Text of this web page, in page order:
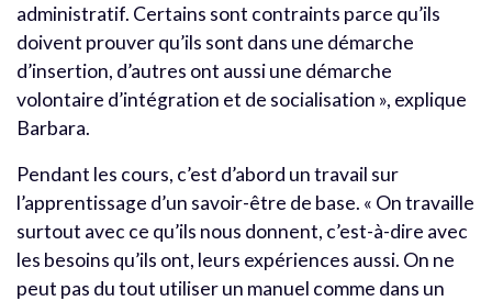
administratif. Certains sont contraints parce qu’ils
doivent prouver qu’ils sont dans une démarche
d’insertion, d’autres ont aussi une démarche
volontaire d’intégration et de socialisation », explique
Barbara.
Pendant les cours, c’est d’abord un travail sur
l’apprentissage d’un savoir-être de base. « On travaille
surtout avec ce qu’ils nous donnent, c’est-à-dire avec
les besoins qu’ils ont, leurs expériences aussi. On ne
peut pas du tout utiliser un manuel comme dans un